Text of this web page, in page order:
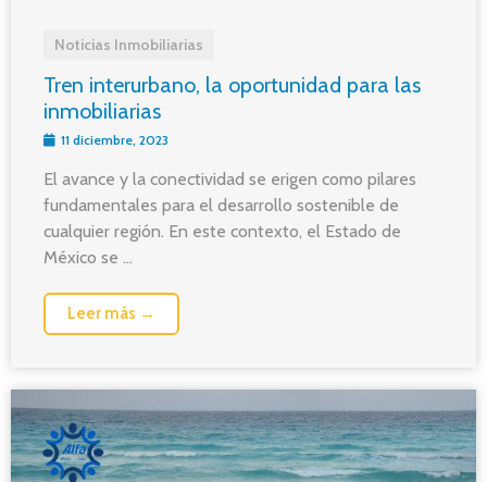
Noticias Inmobiliarias
Tren interurbano, la oportunidad para las
inmobiliarias
11 diciembre, 2023
El avance y la conectividad se erigen como pilares
fundamentales para el desarrollo sostenible de
cualquier región. En este contexto, el Estado de
México se ...
Leer más →